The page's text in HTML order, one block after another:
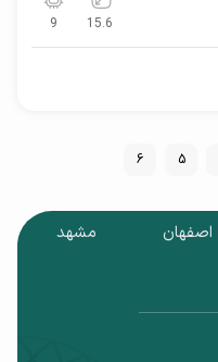
15.6
9
5
6
اصفهان مشهد